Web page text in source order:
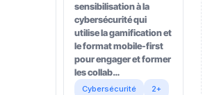
sensibilisation à la
cybersécurité qui
utilise la gamification et
le format mobile-first
pour engager et former
les collab…
Cybersécurité 2+